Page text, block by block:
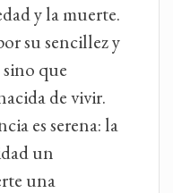
y la muerte.
su sencillez y
que
de vivir.
es serena: la
un
una